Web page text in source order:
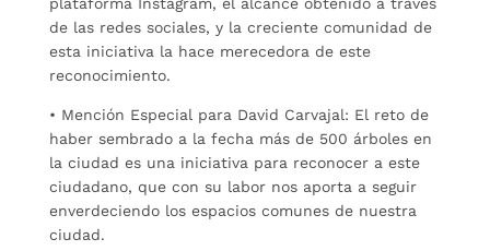
de las redes sociales, y la creciente comunidad de
esta iniciativa la hace merecedora de este
reconocimiento.
• Mención Especial para David Carvajal: El reto de
haber sembrado a la fecha más de 500 árboles en
la ciudad es una iniciativa para reconocer a este
ciudadano, que con su labor nos aporta a seguir
enverdeciendo los espacios comunes de nuestra
ciudad.